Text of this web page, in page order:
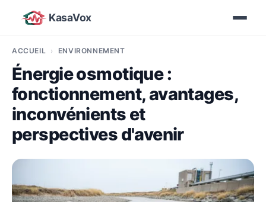
KasaVox
ACCUEIL ENVIRONNEMENT
Énergie osmotique :
fonctionnement, avantages,
inconvénients et
perspectives d'avenir